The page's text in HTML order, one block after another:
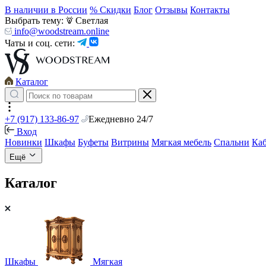
В наличии в России % Скидки Блог Отзывы Контакты
Выбрать тему:
Светлая
info@woodstream.online
Чаты и соц. сети:
Каталог
+7 (917) 133-86-97
Ежедневно 24/7
Вход
Новинки Шкафы Буфеты Витрины Мягкая мебель Спальни
Ещё
Каталог
Шкафы Мягкая